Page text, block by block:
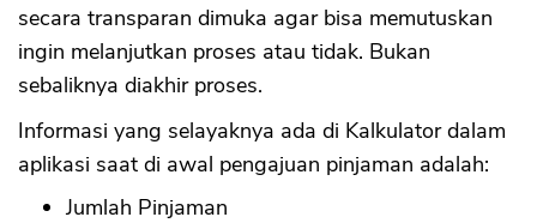
secara transparan dimuka agar bisa memutuskan
ingin melanjutkan proses atau tidak. Bukan
sebaliknya diakhir proses.
Informasi yang selayaknya ada di Kalkulator dalam
aplikasi saat di awal pengajuan pinjaman adalah:
Jumlah Pinjaman